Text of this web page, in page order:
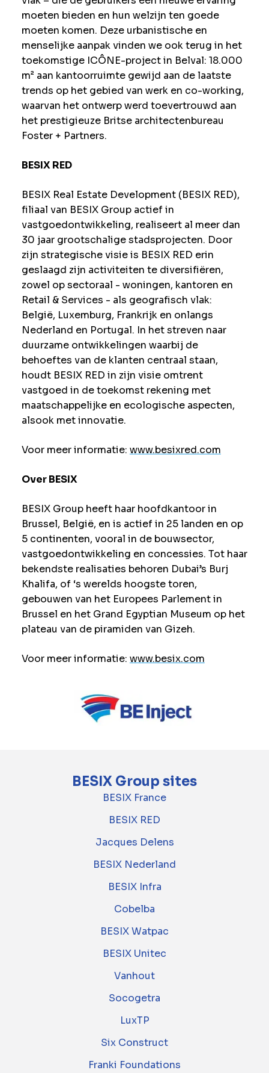
moeten bieden en hun welzijn ten goede
moeten komen. Deze urbanistische en
menselijke aanpak vinden we ook terug in het
toekomstige ICÔNE-project in Belval: 18.000
m² aan kantoorruimte gewijd aan de laatste
trends op het gebied van werk en co-working,
waarvan het ontwerp werd toevertrouwd aan
het prestigieuze Britse architectenbureau
Foster + Partners.
BESIX RED
BESIX Real Estate Development (BESIX RED),
filiaal van BESIX Group actief in
vastgoedontwikkeling, realiseert al meer dan
30 jaar grootschalige stadsprojecten. Door
zijn strategische visie is BESIX RED erin
geslaagd zijn activiteiten te diversifiëren,
zowel op sectoraal - woningen, kantoren en
Retail & Services - als geografisch vlak:
België, Luxemburg, Frankrijk en onlangs
Nederland en Portugal. In het streven naar
duurzame ontwikkelingen waarbij de
behoeftes van de klanten centraal staan,
houdt BESIX RED in zijn visie omtrent
vastgoed in de toekomst rekening met
maatschappelijke en ecologische aspecten,
alsook met innovatie.
Voor meer informatie: www.besixred.com
Over BESIX
BESIX Group heeft haar hoofdkantoor in
Brussel, België, en is actief in 25 landen en op
5 continenten, vooral in de bouwsector,
vastgoedontwikkeling en concessies. Tot haar
bekendste realisaties behoren Dubai’s Burj
Khalifa, of ‘s werelds hoogste toren,
gebouwen van het Europees Parlement in
Brussel en het Grand Egyptian Museum op het
plateau van de piramiden van Gizeh.
Voor meer informatie: www.besix.com
BESIX Group sites
BESIX France
BESIX RED
Jacques Delens
BESIX Nederland
BESIX Infra
Cobelba
BESIX Watpac
BESIX Unitec
Vanhout
Socogetra
LuxTP
Six Construct
Franki Foundations